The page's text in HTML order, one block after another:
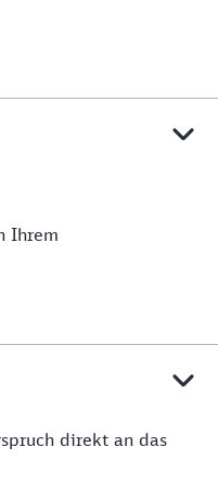
Ihrem
direkt an das